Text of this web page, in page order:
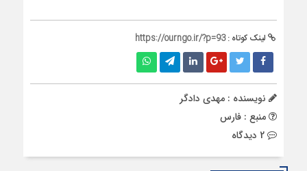
لینک کوتاه :https://ourngo.ir/?p=93
نویسنده : مهدی دادگر
منبع : فارس
2 دیدگاه